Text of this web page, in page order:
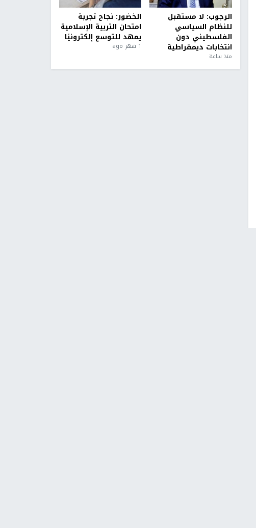
الرجوب: لا مستقبل
للنظام السياسي
الفلسطيني دون
انتخابات ديمقراطية
منذ ساعة
الخضور: نجاح تجربة
امتحان التربية الإسلامية
يمهد للتوسع إلكترونيًا
1 شهر ago